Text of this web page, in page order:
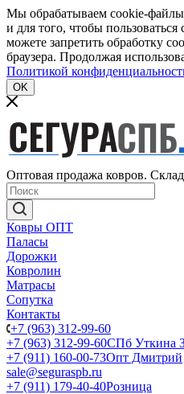
Мы обрабатываем cookie-файлы
и для того, чтобы
можете запретить обработку
браузера. Продолжая
Политикой
OK
Оптовая продажа ковров.
Ковры ОПТ
Паласы
Дорожки
Ковролин
Матрасы
Сопутка
Контакты
+7 (963) 312-99-60
+7 (963) 312-99-60СПб Уткина
+7 (911) 160-00-73Опт Дмитрий
sale@seguraspb.ru
+7 (911) 179-40-40Розница